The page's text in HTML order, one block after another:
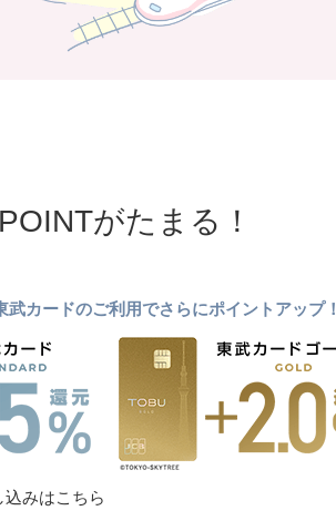
がたまる！
カードのご利用でさらにポイントアップ！
みはこちら